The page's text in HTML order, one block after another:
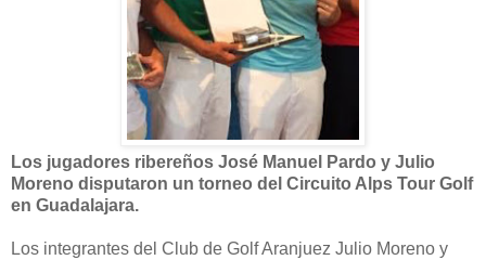
Los jugadores ribereños José Manuel Pardo y Julio
Moreno disputaron un torneo del Circuito Alps Tour Golf
en Guadalajara.
Los integrantes del Club de Golf Aranjuez Julio Moreno y